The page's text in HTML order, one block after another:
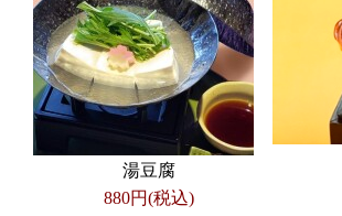
湯豆腐
880円(税込)